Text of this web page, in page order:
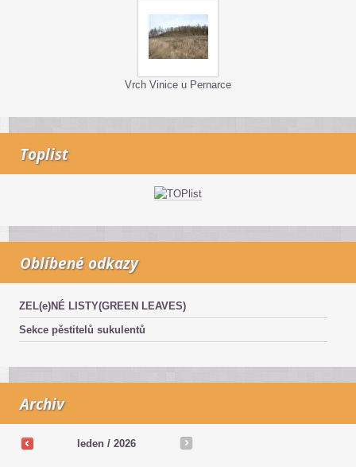
Vrch Vinice u Pernarce
Toplist
Oblíbené odkazy
ZEL(e)NÉ LISTY(GREEN LEAVES)
Sekce pěstitelů sukulentů
Archiv
leden / 2026